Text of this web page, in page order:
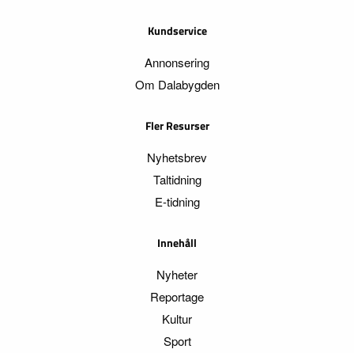
Kundservice
Annonsering
Om Dalabygden
Fler Resurser
Nyhetsbrev
Taltidning
E-tidning
Innehåll
Nyheter
Reportage
Kultur
Sport